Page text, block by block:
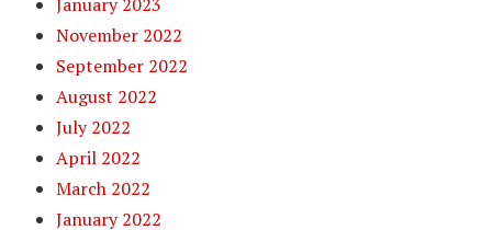
November 2022
September 2022
August 2022
July 2022
April 2022
March 2022
January 2022